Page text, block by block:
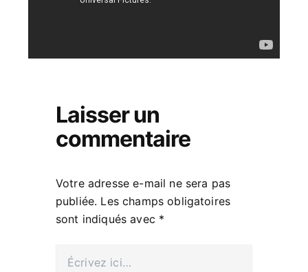
Laisser un
commentaire
Votre adresse e-mail ne sera pas
publiée. Les champs obligatoires
sont indiqués avec *
ici…